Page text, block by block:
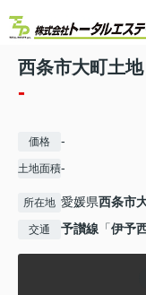
西条市大町土
-
価格 -
土地面積-
所在地 愛媛県西条市
交通 予讃線 「伊予